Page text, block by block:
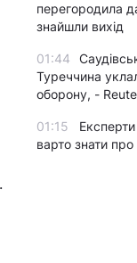
перегородила
знайшли вихід
01:44
Туреччина
оборону, -
01:15
варто знати